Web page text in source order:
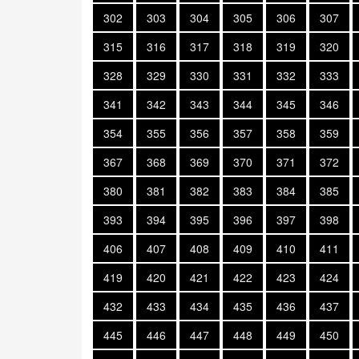
302 303 304 305 306
307
315
316 317 318 319
320
328
329 330 331 332
333
341
342 343 344 345
346
354
355 356 357 358
359
367
368 369 370 371
372
380
381 382 383 384
385
393
394 395 396 397
398
406
407 408 409 410
411
419
420 421 422 423
424
432
433 434 435 436
437
445
446 447 448 449
450